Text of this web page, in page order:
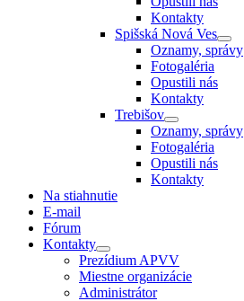
Kontakty
Spišská Nová Ves
Oznamy, správy
Fotogaléria
Opustili nás
Kontakty
Trebišov
Oznamy, správy
Fotogaléria
Opustili nás
Kontakty
Na stiahnutie
E-mail
Fórum
Kontakty
Prezídium APVV
Miestne organizácie
Administrátor